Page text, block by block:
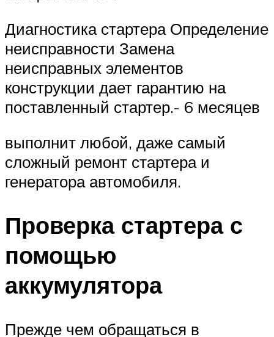
Диагностика стартера Определение
неисправности Замена
неисправных элементов
конструкции дает гарантию на
поставленный стартер.- 6 месяцев
выполнит любой, даже самый
сложный ремонт стартера и
генератора автомобиля.
Проверка стартера с
помощью
аккумулятора
Прежде чем обращаться в